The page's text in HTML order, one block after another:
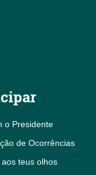
o Presidente
de Ocorrências
teus olhos